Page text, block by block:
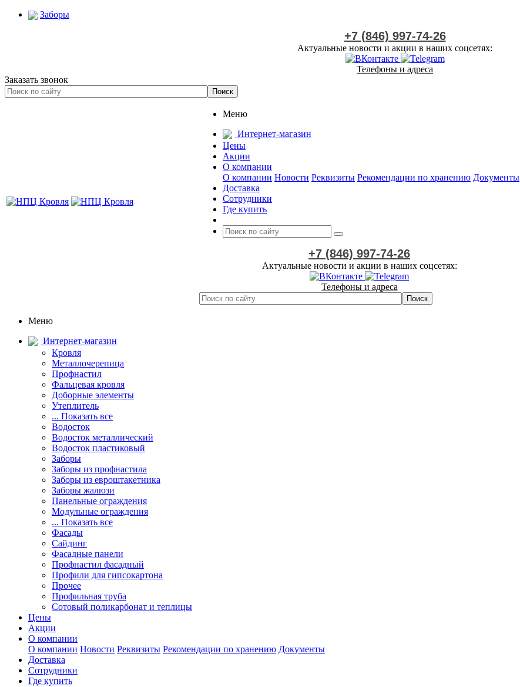
Заборы
+7 (846) 997-74-26
Актуальные новости и акции в наших соцсетях:
Телефоны и адреса
Заказать звонок
Меню
Интернет-магазин
Цены
Акции
О компании
О компании Новости Реквизиты Рекомендации по хранению Документы
Доставка
Сотрудники
Где купить
+7 (846) 997-74-26
Актуальные новости и акции в наших соцсетях:
Телефоны и адреса
Меню
Интернет-магазин
Кровля
Металлочерепица
Профнастил
Фальцевая кровля
Доборные элементы
Утеплитель
... Показать все
Водосток
Водосток металлический
Водосток пластиковый
Заборы
Заборы из профнастила
Заборы из евроштакетника
Заборы жалюзи
Панельные ограждения
Модульные ограждения
... Показать все
Фасады
Сайдинг
Фасадные панели
Профнастил фасадный
Профили для гипсокартона
Прочее
Профильная труба
Сотовый поликарбонат и теплицы
Цены
Акции
О компании
О компании Новости Реквизиты Рекомендации по хранению Документы
Доставка
Сотрудники
Где купить